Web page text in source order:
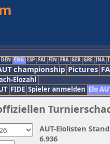
DEN ENG ESP FAI FIN FRA GER GRE INA
championship Pictures
Elozahl
FIDE Spieler anmelden Elo
AUT-Elolisten
6.936